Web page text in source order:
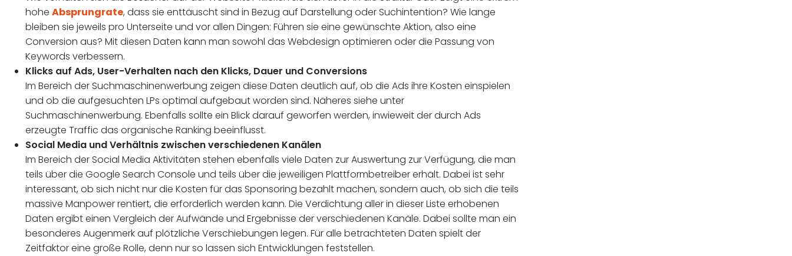
hohe Absprungrate, dass sie enttäuscht sind in Bezug auf Darstellung oder Suchintention? Wie lange
bleiben sie jeweils pro Unterseite und vor allen Dingen: Führen sie eine gewünschte Aktion, also eine
Conversion aus? Mit diesen Daten kann man sowohl das Webdesign optimieren oder die Passung von
Keywords verbessern.
Klicks auf Ads, User-Verhalten nach den Klicks, Dauer und Conversions
Im Bereich der Suchmaschinenwerbung zeigen diese Daten deutlich auf, ob die Ads ihre Kosten einspielen
und ob die aufgesuchten LPs optimal aufgebaut worden sind. Näheres siehe unter
Suchmaschinenwerbung. Ebenfalls sollte ein Blick darauf geworfen werden, inwieweit der durch Ads
erzeugte Traffic das organische Ranking beeinflusst.
Social Media und Verhältnis zwischen verschiedenen Kanälen
Im Bereich der Social Media Aktivitäten stehen ebenfalls viele Daten zur Auswertung zur Verfügung, die man
teils über die Google Search Console und teils über die jeweiligen Plattformbetreiber erhält. Dabei ist sehr
interessant, ob sich nicht nur die Kosten für das Sponsoring bezahlt machen, sondern auch, ob sich die teils
massive Manpower rentiert, die erforderlich werden kann. Die Verdichtung aller in dieser Liste erhobenen
Daten ergibt einen Vergleich der Aufwände und Ergebnisse der verschiedenen Kanäle. Dabei sollte man ein
besonderes Augenmerk auf plötzliche Verschiebungen legen. Für alle betrachteten Daten spielt der
Zeitfaktor eine große Rolle, denn nur so lassen sich Entwicklungen feststellen.